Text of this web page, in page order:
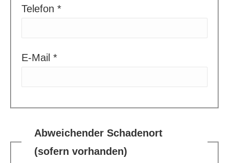
Telefon *
E-Mail *
Abweichender Schadenort
(sofern vorhanden)